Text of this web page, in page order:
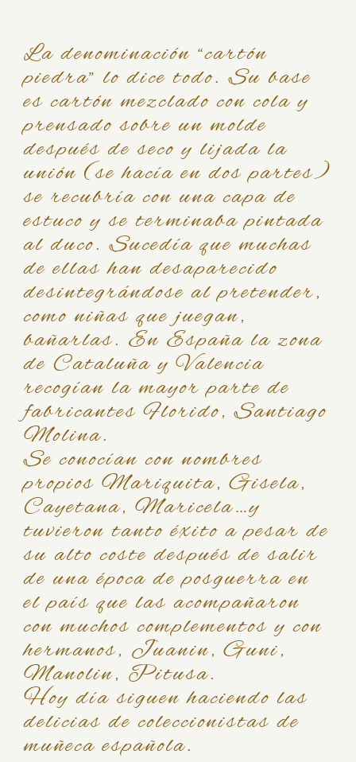
La denominación “cartón
piedra” lo dice todo. Su base
es cartón mezclado con cola y
prensado sobre un molde
después de seco y lijada la
unión (se hacía en dos partes)
se recubría con una capa de
estuco y se terminaba pintada
al duco. Sucedía que muchas
de ellas han desaparecido
desintegrándose al pretender,
como niñas que juegan,
bañarlas. En España la zona
de Cataluña y Valencia
recogían la mayor parte de
fabricantes Florido, Santiago
Molina.
Se conocían con nombres
propios Mariquita, Gisela,
Cayetana, Maricela…y
tuvieron tanto éxito a pesar de
su alto coste después de salir
de una época de posguerra en
el país que las acompañaron
con muchos complementos y con
hermanos, Juanin, Guni,
Manolin, Pitusa.
Hoy día siguen haciendo las
delicias de coleccionistas de
muñeca española.